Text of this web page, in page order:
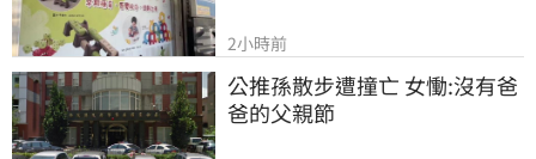
2小時前
公推孫散步遭撞亡 女慟:沒有爸
爸的父親節